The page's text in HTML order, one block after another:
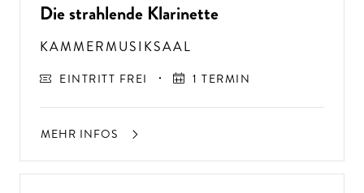
Die strahlende Klarinette
KAMMERMUSIKSAAL
EINTRITT FREI 1 TERMIN
MEHR INFOS